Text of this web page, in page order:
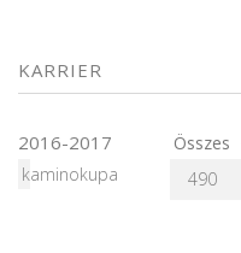
KARRIER
2016-2017 Összes
kaminokupa
490